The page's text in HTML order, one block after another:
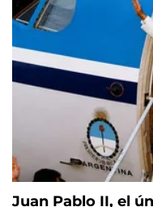
Juan Pablo II, el